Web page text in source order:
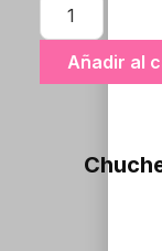
Añadir al